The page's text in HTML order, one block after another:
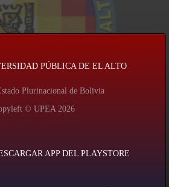
PÚBLICA DE EL ALTO
Plurinacional de Bolivia
© UPEA 2026
APP DEL PLAYSTORE